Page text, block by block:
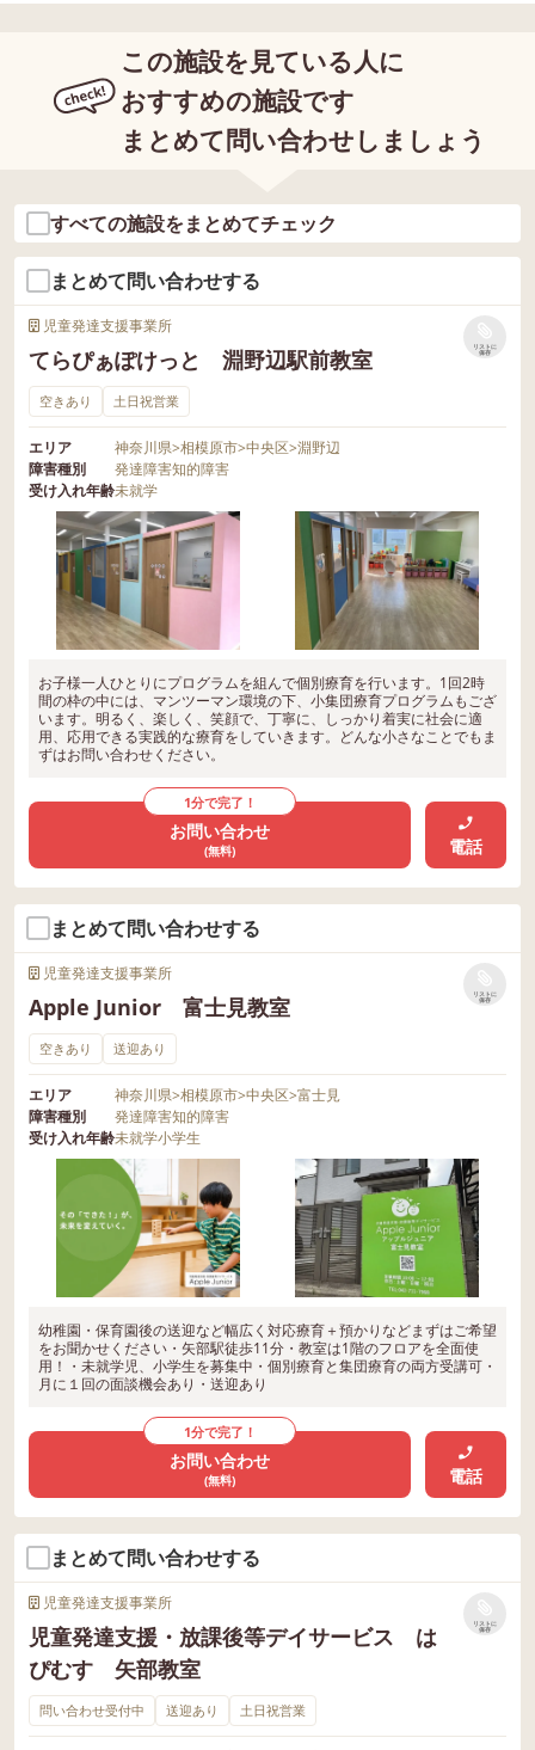
この施設を見ている人に
おすすめの施設です
まとめて問い合わせしましょう
すべての施設をまとめてチェック
まとめて問い合わせする
児童発達支援事業所
てらぴぁぽけっと 淵野辺駅前教室
リストに
保存
空きあり 土日祝営業
エリア 神奈川県>相模原市>中央区>淵野辺
障害種別
発達障害知的障害
受け入れ年齢未就学
お子様一人ひとりにプログラムを組んで個別療育を行います。1回2時
間の枠の中には、マンツーマン環境の下、小集団療育プログラムもござ
います。明るく、楽しく、笑顔で、丁寧に、しっかり着実に社会に適
用、応用できる実践的な療育をしていきます。どんな小さなことでもま
ずはお問い合わせください。
1分で完了！
お問い合わせ
(無料) 電話
まとめて問い合わせする
児童発達支援事業所
Apple Junior 富士見教室
リストに
保存
空きあり 送迎あり
エリア 神奈川県>相模原市>中央区>富士見
障害種別
発達障害知的障害
受け入れ年齢未就学小学生
幼稚園・保育園後の送迎など幅広く対応療育＋預かりなどまずはご希望
をお聞かせください・矢部駅徒歩11分・教室は1階のフロアを全面使
用！・未就学児、小学生を募集中・個別療育と集団療育の両方受講可・
月に１回の面談機会あり・送迎あり
1分で完了！
お問い合わせ
(無料) 電話
まとめて問い合わせする
児童発達支援事業所
児童発達支援・放課後等デイサービス は
ぴむす 矢部教室
リストに
保存
問い合わせ受付中 送迎あり 土日祝営業